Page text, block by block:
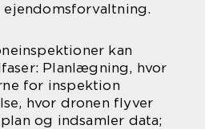
kan
Planlægning, hvor
for inspektion
hvor dronen flyver
og indsamler data;